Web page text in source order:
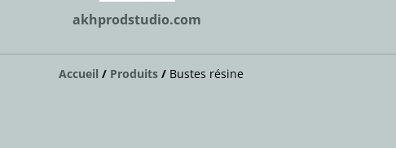
akhprodstudio.com
Accueil / Produits / Bustes résine